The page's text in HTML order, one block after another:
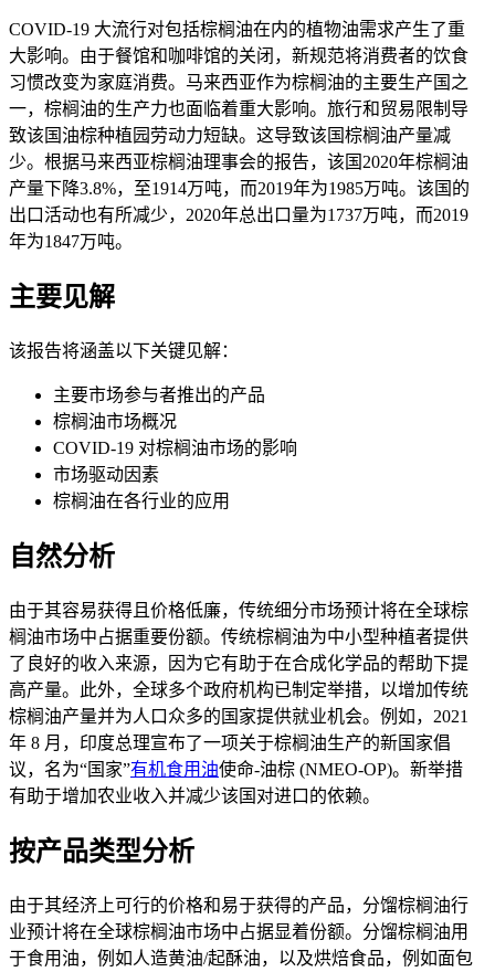
COVID-19 大流行对包括棕榈油在内的植物油需求产生了重
大影响。由于餐馆和咖啡馆的关闭，新规范将消费者的饮食
习惯改变为家庭消费。马来西亚作为棕榈油的主要生产国之
一，棕榈油的生产力也面临着重大影响。旅行和贸易限制导
致该国油棕种植园劳动力短缺。这导致该国棕榈油产量减
少。根据马来西亚棕榈油理事会的报告，该国2020年棕榈油
产量下降3.8%，至1914万吨，而2019年为1985万吨。该国的
出口活动也有所减少，2020年总出口量为1737万吨，而2019
年为1847万吨。
主要见解
该报告将涵盖以下关键见解：
主要市场参与者推出的产品
棕榈油市场概况
COVID-19 对棕榈油市场的影响
市场驱动因素
棕榈油在各行业的应用
自然分析
由于其容易获得且价格低廉，传统细分市场预计将在全球棕
榈油市场中占据重要份额。传统棕榈油为中小型种植者提供
了良好的收入来源，因为它有助于在合成化学品的帮助下提
高产量。此外，全球多个政府机构已制定举措，以增加传统
棕榈油产量并为人口众多的国家提供就业机会。例如，2021
年 8 月，印度总理宣布了一项关于棕榈油生产的新国家倡
议，名为“国家”有机食用油使命-油棕 (NMEO-OP)。新举措
有助于增加农业收入并减少该国对进口的依赖。
按产品类型分析
由于其经济上可行的价格和易于获得的产品，分馏棕榈油行
业预计将在全球棕榈油市场中占据显着份额。分馏棕榈油用
于食用油，例如人造黄油/起酥油，以及烘焙食品，例如面包